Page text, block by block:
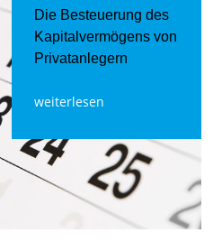
Die Besteuerung des
Kapitalvermögens von
Privatanlegern
weiterlesen